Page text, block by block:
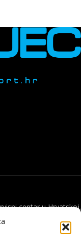
centar u Hrvatskoj.
dijelove i